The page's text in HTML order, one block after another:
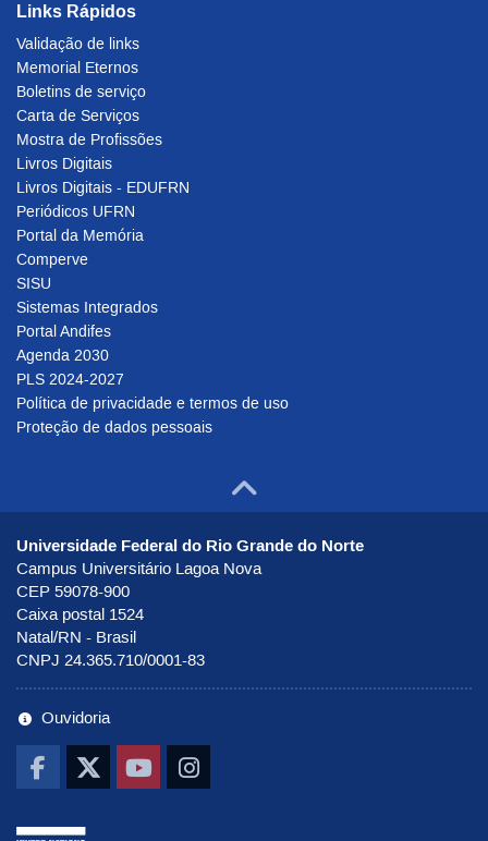
Links Rápidos
Validação de links
Memorial Eternos
Boletins de serviço
Carta de Serviços
Mostra de Profissões
Livros Digitais
Livros Digitais - EDUFRN
Periódicos UFRN
Portal da Memória
Comperve
SISU
Sistemas Integrados
Portal Andifes
Agenda 2030
PLS 2024-2027
Política de privacidade e termos de uso
Proteção de dados pessoais
Ir para o
Universidade Federal do Rio Grande do Norte
Campus Universitário Lagoa Nova
CEP 59078-900
Caixa postal 1524
Natal/RN - Brasil
CNPJ 24.365.710/0001-83
Ouvidoria
Ir pra UNAI